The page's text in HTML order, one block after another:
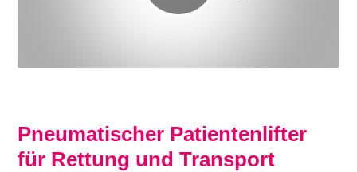
Pneumatischer Patientenlifter
für Rettung und Transport